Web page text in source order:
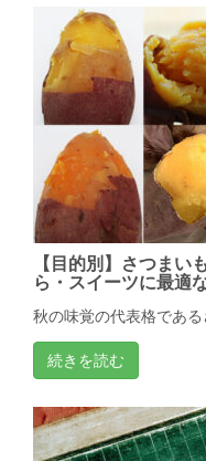
【目的別】さつまい
ら・スイーツに最適
秋の味覚の代表格である
続きを読む